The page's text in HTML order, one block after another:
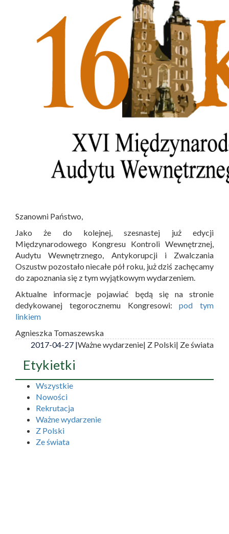
Szanowni Państwo,
Jako że do kolejnej, szesnastej już edycji
Międzynarodowego Kongresu Kontroli Wewnętrznej,
Audytu Wewnętrznego, Antykorupcji i Zwalczania
Oszustw pozostało niecałe pół roku, już dziś zachęcamy
do zapoznania się z tym wyjątkowym wydarzeniem.
Aktualne informacje pojawiać będą się na stronie
dedykowanej tegorocznemu Kongresowi:pod tym
linkiem
Agnieszka Tomaszewska
2017-04-27 |Ważne wydarzenie| Z Polski| Ze świata
Etykietki
Wszystkie
Nowości
Rekrutacja
Ważne wydarzenie
Z Polski
Ze świata